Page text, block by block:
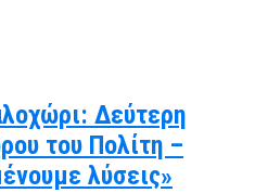
Δεύτερη
του Πολίτη –
λύσεις»